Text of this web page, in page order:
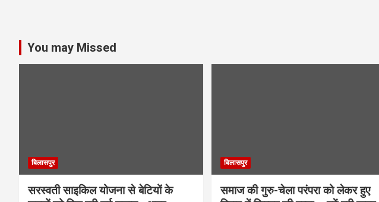
You may Missed
बिलासपुर
सरस्वती साइकिल योजना से बेटियों के
बिलासपुर
समाज की गुरु-चेला परंपरा को लेकर हुए